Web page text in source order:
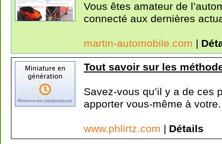
Vous êtes amateur de
connecté aux dernières
martin-automobile.com |
Tout savoir sur les
Savez-vous qu’il y a de ces
apporter vous-même à
www.phlirtz.com | Détails